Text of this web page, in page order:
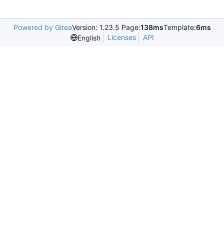
Powered by GiteaVersion: 1.23.5 Page:138msTemplate:6ms
English
Licenses API